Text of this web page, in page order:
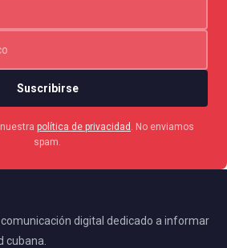
Suscribirse
política de privacidad
. No enviamos
spam.
digital dedicado a informar
cubana.